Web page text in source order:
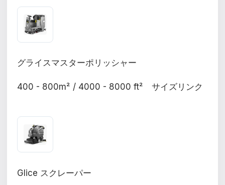
グライスマスターポリッシャー
400 - 800m² / 4000 - 8000 ft² サイズリンク
Glice スクレーパー